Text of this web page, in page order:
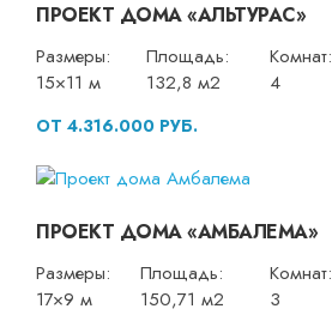
ПРОЕКТ ДОМА «АЛЬТУРАС»
Размеры:
15×11 м
Площадь:
132,8 м2
Комнат:
4
ОТ 4.316.000 РУБ.
ПРОЕКТ ДОМА «АМБАЛЕМА»
Размеры:
17×9 м
Площадь:
150,71 м2
Комнат:
3